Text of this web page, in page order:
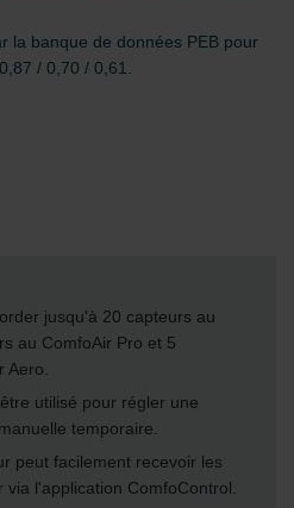
la banque de données PEB pour
/ 0,70 / 0,61.
jusqu'à 20 capteurs au
au ComfoAir Pro et 5
Aero.
utilisé pour régler une
temporaire.
peut facilement recevoir les
l'application ComfoControl.